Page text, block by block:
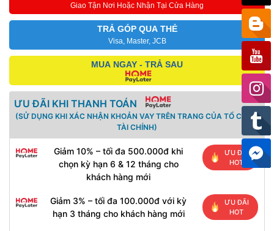
Giao Tận Nơi Hoặc Nhận Tại Cửa Hàng
TRẢ GÓP QUA THẺ
Visa, Master, JCB
MUA NGAY - TRẢ SAU
ƯU ĐÃI KHI THANH TOÁN
(SỬ DỤNG KHI XÁC NHẬN KHOẢN VAY TRÊN TRANG CỦA TỔ CHỨC
TÀI CHÍNH)
Giảm 10% – tối đa 500.000đ khi
chọn kỳ hạn 6 & 12 tháng cho
khách hàng mới
ƯU ĐÃI
HOT
Giảm 3% – tối đa 100.000đ với kỳ
hạn 3 tháng cho khách hàng mới
ƯU ĐÃI
HOT